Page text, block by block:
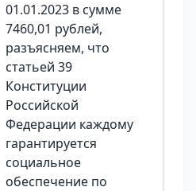
01.01.2023 в сумме
7460,01 рублей,
разъясняем, что
статьей 39
Конституции
Российской
Федерации каждому
гарантируется
социальное
обеспечение по